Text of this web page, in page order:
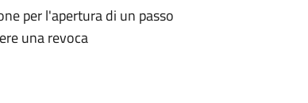
per l'apertura di un passo
una revoca